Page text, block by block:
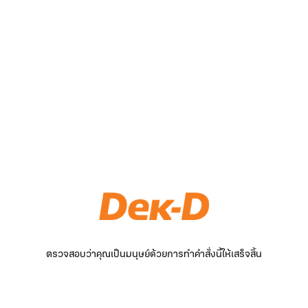
ตรวจสอบว่าคุณเป็นมนุษย์ด้วยการทำคำสั่งนี้ให้เสร็จสิ้น